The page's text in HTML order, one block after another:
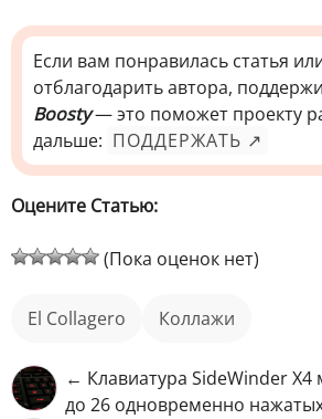
Если вам понравилась статья
отблагодарить автора,
Boosty— это поможет проекту
дальше: ПОДДЕРЖАТЬ ↗
Оцените Статью:
(Пока оценок нет)
El Collagero коллажи
← Клавиатура SideWinder X4
до 26 одновременно